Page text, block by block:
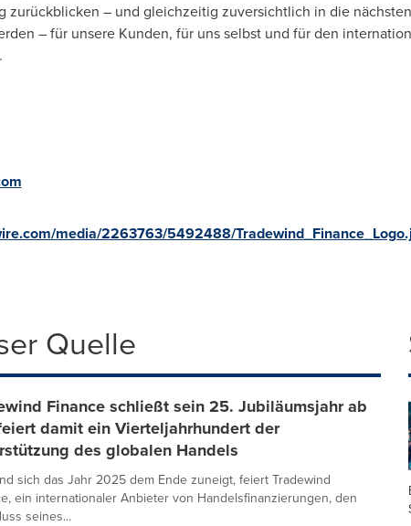
zurückblicken – und gleichzeitig zuversichtlich in die
– für unsere Kunden, für uns selbst und für den
media/2263763/5492488/
Quelle
Finance schließt sein 25. Jubiläumsjahr ab
damit ein Vierteljahrhundert der
des globalen Handels
sich das Jahr 2025 dem Ende zuneigt, feiert Tradewind
ein internationaler Anbieter von Handelsfinanzierungen, den
seines...